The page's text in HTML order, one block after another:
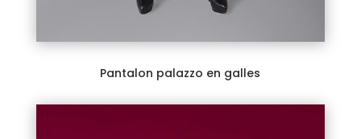
Pantalon palazzo en galles